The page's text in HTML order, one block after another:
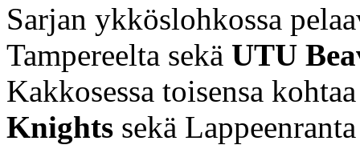
Sarjan ykköslohkossa
Tampereelta sekä UTU
Kakkosessa toisensa
Knights sekä